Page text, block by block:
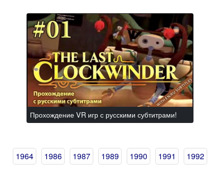
Прохождение VR игр с русскими субтитрами!
1964 1986 1987 1989 1990 1991
1992